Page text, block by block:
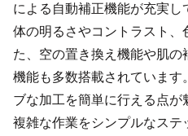
による自動補正機能が充実
体の明るさやコントラスト、
た、空の置き換え機能や肌
機能も多数搭載されています
ブな加工を簡単に行える点が
複雑な作業をシンプルなス